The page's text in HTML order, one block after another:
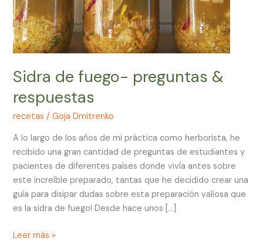
Sidra de fuego- preguntas &
respuestas
recetas /Goja Dmitrenko
A lo largo de los años de mi práctica como herborista, he
recibido una gran cantidad de preguntas de estudiantes y
pacientes de diferentes países donde vivía antes sobre
este increíble preparado, tantas que he decidido crear una
guía para disipar dudas sobre esta preparación valiosa que
es la sidra de fuego! Desde hace unos […]
Leer más »